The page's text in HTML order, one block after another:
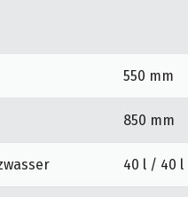
550 mm
850 mm
40 l / 40 l